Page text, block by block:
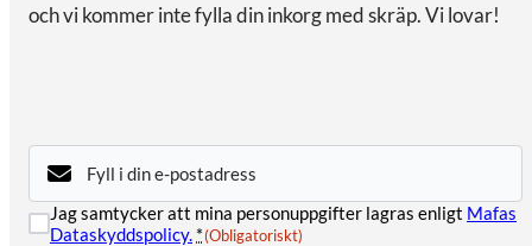
och vi kommer inte fylla din inkorg med skräp. Vi lovar!
E-
post(Obligatoriskt)
Samtycke(Obligatoriskt)
Jag samtycker att mina personuppgifter lagras enligt Mafas
Dataskyddspolicy. *(Obligatoriskt)